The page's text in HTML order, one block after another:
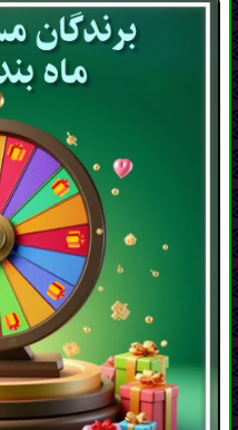
لیست برندگان روز